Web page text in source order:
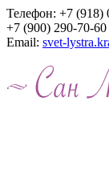
Телефон: +7 (918)
+7 (900) 290-70-60
Email: svet-